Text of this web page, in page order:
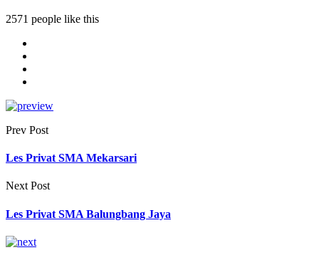
2571 people like this
Prev Post
Les Privat SMA Mekarsari
Next Post
Les Privat SMA Balungbang Jaya